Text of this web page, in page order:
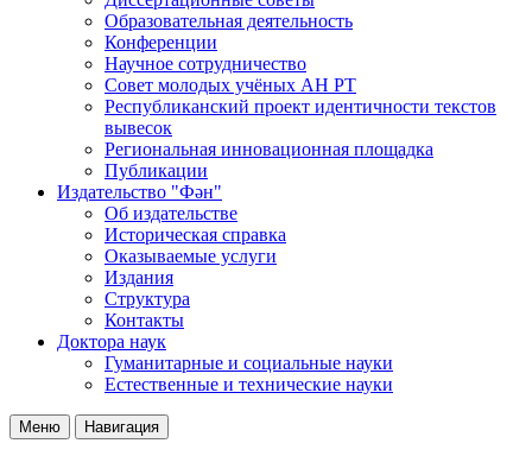
Образовательная деятельность
Конференции
Научное сотрудничество
Совет молодых учёных АН РТ
Республиканский проект идентичности текстов
вывесок
Региональная инновационная площадка
Публикации
Издательство "Фән"
Об издательстве
Историческая справка
Оказываемые услуги
Издания
Структура
Контакты
Доктора наук
Гуманитарные и социальные науки
Естественные и технические науки
Меню Навигация